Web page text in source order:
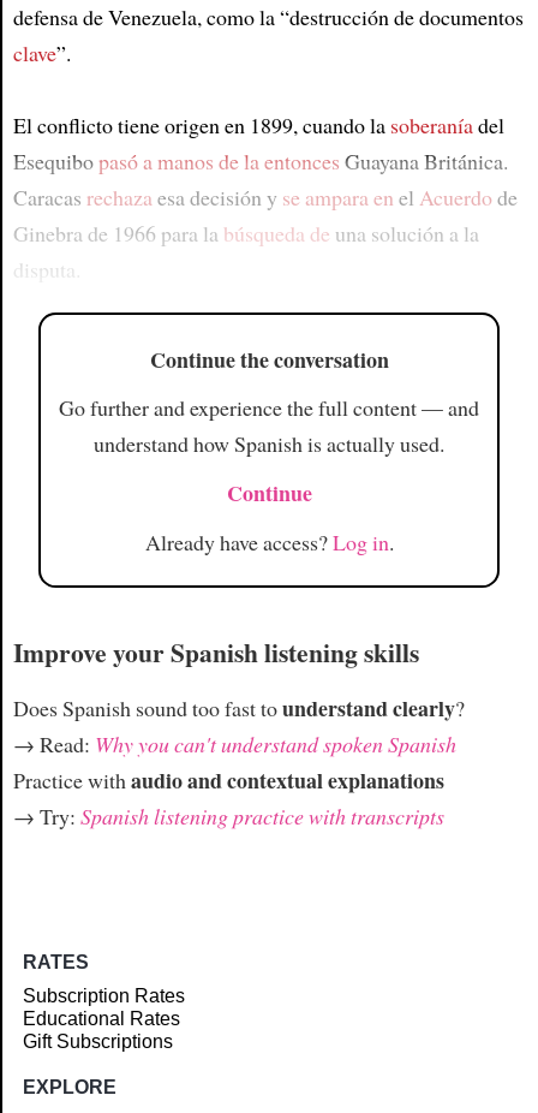
defensa de Venezuela, como la “destrucción de documentos
clave”.
El conflicto tiene origen en 1899, cuando la soberaníadel
Esequibopasó a manos de la entonces Guayana Británica.
Caracas rechaza esa decisión y se ampara en el Acuerdode
Ginebra de 1966 para la búsqueda de una solución a la
disputa.
Continue the conversation
Go further and experience the full content — and
understand how Spanish is actually used.
Continue
Already have access?Log in.
Improve your Spanish listening skills
Does Spanish sound too fast tounderstand clearly?
→ Read: Why you can't understand spoken Spanish
Practice withaudio and contextual explanations
→ Try: Spanish listening practice with transcripts
RATES
Subscription Rates
Educational Rates
Gift Subscriptions
EXPLORE